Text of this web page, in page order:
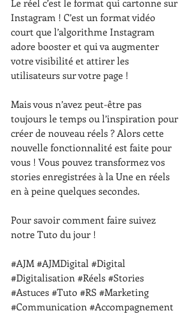
Le réel c’est le format qui cartonne sur
Instagram ! C’est un format vidéo
court que l’algorithme Instagram
adore booster et qui va augmenter
votre visibilité et attirer les
utilisateurs sur votre page !
Mais vous n’avez peut-être pas
toujours le temps ou l’inspiration pour
créer de nouveau réels ? Alors cette
nouvelle fonctionnalité est faite pour
vous ! Vous pouvez transformez vos
stories enregistrées à la Une en réels
en à peine quelques secondes.
Pour savoir comment faire suivez
notre Tuto du jour !
#AJM#AJMDigital #Digital
#Digitalisation #Réels#Stories
#Astuces#Tuto #RS #Marketing
#Communication #Accompagnement